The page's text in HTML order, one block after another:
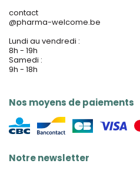
contact
@pharma-welcome.be
Lundi au vendredi :
8h - 19h
Samedi :
9h - 18h
Nos moyens de paiements
Notre newsletter